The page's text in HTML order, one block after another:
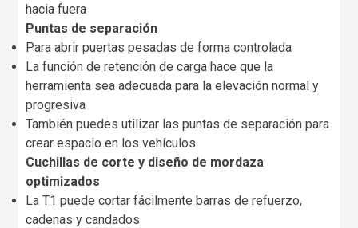
hacia fuera
Puntas de separación
Para abrir puertas pesadas de forma controlada
La función de retención de carga hace que la
herramienta sea adecuada para la elevación normal y
progresiva
También puedes utilizar las puntas de separación para
crear espacio en los vehículos
Cuchillas de corte y diseño de mordaza
optimizados
La T1 puede cortar fácilmente barras de refuerzo,
cadenas y candados